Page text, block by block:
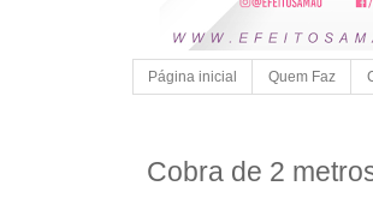
Página inicial Quem Faz
Cobra de 2